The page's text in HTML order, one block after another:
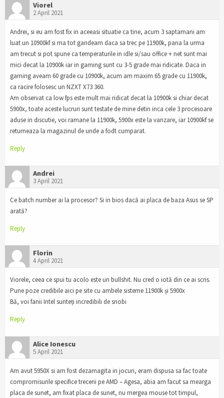
Viorel
2 April 2021
Andrei, si eu am fost fix in aceeasi situatie ca tine, acum 3 saptamani am
luat un 10900kf si ma tot gandeam daca sa trec pe 11900k, pana la urma
am trecut si pot spune ca temperaturile in idle si/sau office + net sunt mai
mici decat la 10900k iar in gaming sunt cu 3-5 grade mai ridicate. Daca in
gaming aveam 60 grade cu 10900k, acum am maxim 65 grade cu 11900k,
ca racire folosesc un NZXT X73 360.
Am observat ca low fps este mult mai ridicat decat la 10900k si chiar decat
5900x, toate aceste lucruri sunt testate de mine detin inca cele 3 procesoare
aduse in discutie, voi ramane la 11900k, 5900x este la vanzare, iar 10900kf se
returneaza la magazinul de unde a fodt cumparat.
Reply
Andrei
3 April 2021
Ce batch number ai la procesor? Si in bios dacă ai placa de baza Asus se SP
arată?
Reply
Florin
4 April 2021
Viorele, ceea ce spui tu acolo este un bullshit. Nu cred o iotă din ce ai scris.
Pune poze credibile aici pe site cu ambele sisteme 11900k și 5900x
Bă, voi fanii Intel sunteți incredibili de snobi
Reply
Alice Ionescu
5 April 2021
Am avut 5950X si am fost dezamagita in jocuri, eram dispusa sa fac toate
compromisurile specifice trecerii pe AMD – Agesa, abia am facut sa mearga
placa de sunet, am fixat placa de sunet, nu mergea mouse tot timpul,